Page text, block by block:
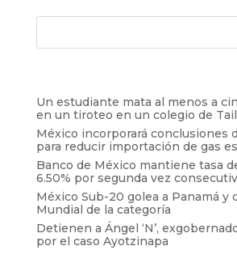
Un estudiante mata al menos a
en un tiroteo en un colegio de
México incorporará conclusiones
para reducir importación de gas
Banco de México mantiene tasa
6.50% por segunda vez
México Sub-20 golea a Panamá y
Mundial de la categoría
Detienen a Ángel ‘N’,
por el caso Ayotzinapa